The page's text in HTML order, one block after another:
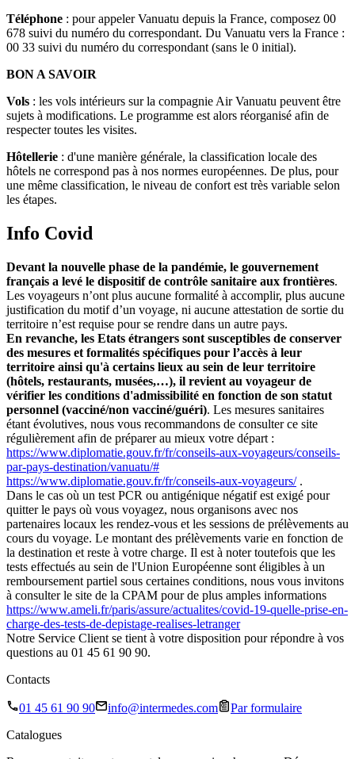
Téléphone : pour appeler Vanuatu depuis la France, composez 00
678 suivi du numéro du correspondant. Du Vanuatu vers la France :
00 33 suivi du numéro du correspondant (sans le 0 initial).
BON A SAVOIR
Vols : les vols intérieurs sur la compagnie Air Vanuatu peuvent être
sujets à modifications. Le programme est alors réorganisé afin de
respecter toutes les visites.
Hôtellerie : d'une manière générale, la classification locale des
hôtels ne correspond pas à nos normes européennes. De plus, pour
une même classification, le niveau de confort est très variable selon
les étapes.
Info Covid
Devant la nouvelle phase de la pandémie, le gouvernement
français a levé le dispositif de contrôle sanitaire aux frontières.
Les voyageurs n’ont plus aucune formalité à accomplir, plus aucune
justification du motif d’un voyage, ni aucune attestation de sortie du
territoire n’est requise pour se rendre dans un autre pays.
En revanche, les Etats étrangers sont susceptibles de conserver
des mesures et formalités spécifiques pour l’accès à leur
territoire ainsi qu'à certains lieux au sein de leur territoire
(hôtels, restaurants, musées,…), il revient au voyageur de
vérifier les conditions d'admissibilité en fonction de son statut
personnel (vacciné/non vacciné/guéri). Les mesures sanitaires
étant évolutives, nous vous recommandons de consulter ce site
régulièrement afin de préparer au mieux votre départ :
https://www.diplomatie.gouv.fr/fr/conseils-aux-voyageurs/conseils-
par-pays-destination/vanuatu/#
https://www.diplomatie.gouv.fr/fr/conseils-aux-voyageurs/.
Dans le cas où un test PCR ou antigénique négatif est exigé pour
quitter le pays où vous voyagez, nous organisons avec nos
partenaires locaux les rendez-vous et les sessions de prélèvements au
cours du voyage. Le montant des prélèvements varie en fonction de
la destination et reste à votre charge. Il est à noter toutefois que les
tests effectués au sein de l'Union Européenne sont éligibles à un
remboursement partiel sous certaines conditions, nous vous invitons
à consulter le site de la CPAM pour de plus amples informations
https://www.ameli.fr/paris/assure/actualites/covid-19-quelle-prise-en-
charge-des-tests-de-depistage-realises-letranger
Notre Service Client se tient à votre disposition pour répondre à vos
questions au 01 45 61 90 90.
Contacts
01 45 61 90 90 info@intermedes.com
Par formulaire
Catalogues